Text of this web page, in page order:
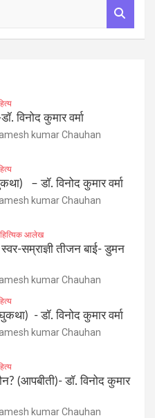
विनोद कुमार वर्मा
kumar Chauhan
– डॉ. विनोद कुमार वर्मा
kumar Chauhan
आलेख
सम्राज्ञी तीजन बाई- डुमन
kumar Chauhan
​- डॉ. विनोद कुमार वर्मा
kumar Chauhan
(आपबीती)​- डॉ. विनोद कुमार
kumar Chauhan